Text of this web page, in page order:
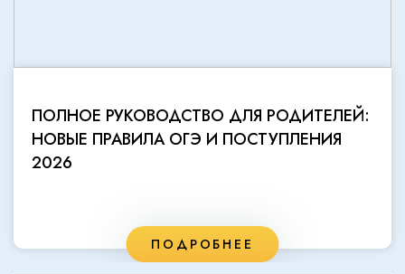
ПОЛНОЕ РУКОВОДСТВО ДЛЯ РОДИТЕЛЕЙ:
НОВЫЕ ПРАВИЛА ОГЭ И ПОСТУПЛЕНИЯ
2026
ПОДРОБНЕЕ